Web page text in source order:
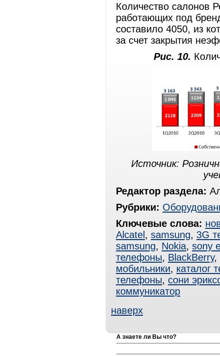
Количество салонов
работающих под
составило 4050, из
за счет закрытия
Рис. 10.
Источник:
Редактор раздела:
Рубрики:
Ключевые слова:
Alcatel , samsung, 3G
samsung, Nokia, sony
телефоны, BlackBerrу,
мобильники, каталог
телефоны, сони
коммуникатор
наверх
А знаете ли Вы что?